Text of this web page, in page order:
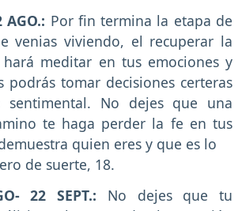
AGO.: Por fin termina la etapa de
venias viviendo, el recuperar la
meditar en tus emociones y
podrás tomar decisiones certeras
No dejes que una
te haga perder la fe en tus
quien eres y que es lo
de suerte, 18.
22 SEPT.: No dejes que tu